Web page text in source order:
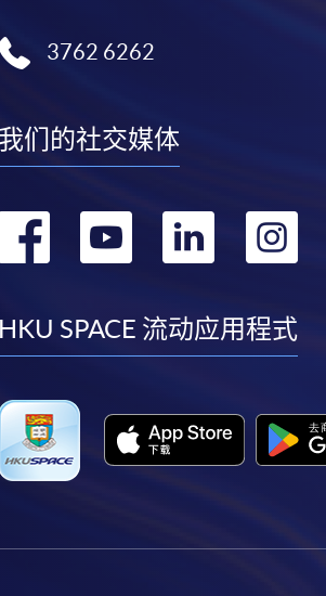
3762 6262
我们的社交媒体
转
facebook
转
youtube
转 转
HKU SPACE 流动应用程式